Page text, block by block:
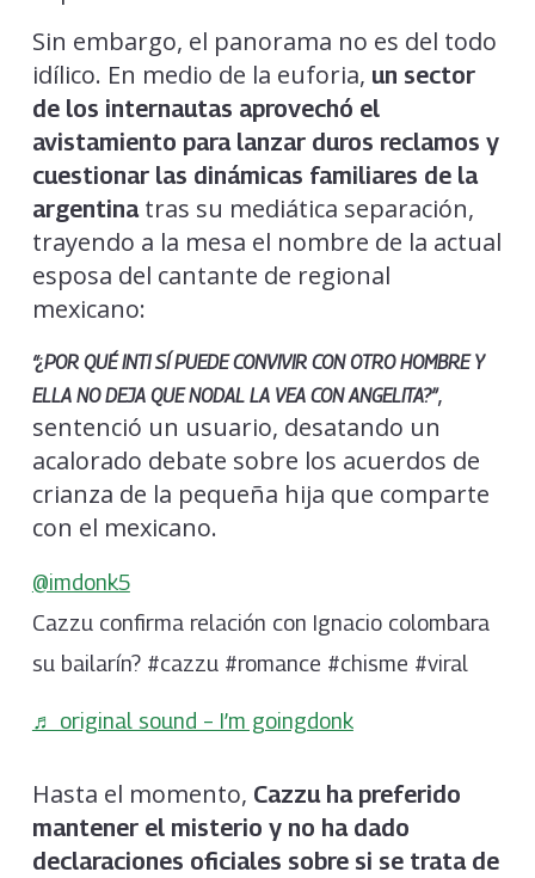
Sin embargo, el panorama no es del todo
idílico. En medio de la euforia, un sector
de los internautas aprovechó el
avistamiento para lanzar duros reclamos y
cuestionar las dinámicas familiares de la
argentinatras su mediática separación,
trayendo a la mesa el nombre de la actual
esposa del cantante de regional
mexicano:
“¿POR QUÉ INTI SÍ PUEDE CONVIVIR CON OTRO HOMBRE Y
ELLA NO DEJA QUE NODAL LA VEA CON ANGELITA?”,
sentenció un usuario, desatando un
acalorado debate sobre los acuerdos de
crianza de la pequeña hija que comparte
con el mexicano.
@imdonk5
Cazzu confirma relación con Ignacio colombara
su bailarín? #cazzu #romance #chisme #viral
♬ original sound – I’m goingdonk
Hasta el momento, Cazzu ha preferido
mantener el misterio y no ha dado
declaraciones oficiales sobre si se trata de